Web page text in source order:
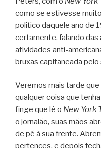
como se estivesse
politico daquele ano de
certamente, falando
atividades anti-
bruxas capitaneada
Veremos mais tarde que
qualquer coisa que
finge que lê o New York
o jornalão, suas mãos
de pé à sua frente.
pertences, e depois